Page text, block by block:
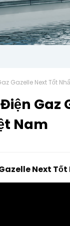
Gazelle Next Tốt
Gaz
Nam
Next